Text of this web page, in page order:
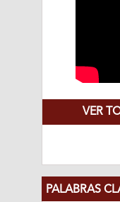
VER
PALABRAS